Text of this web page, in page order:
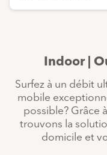
Indoor |
Surfez à un débit
mobile
possible? Grâce
trouvons la
domicile et